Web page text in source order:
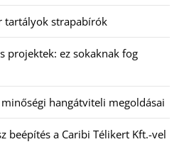
tartályok strapabírók
projektek: ez sokaknak fog
minőségi hangátviteli megoldásai
beépítés a Caribi Télikert Kft.-vel